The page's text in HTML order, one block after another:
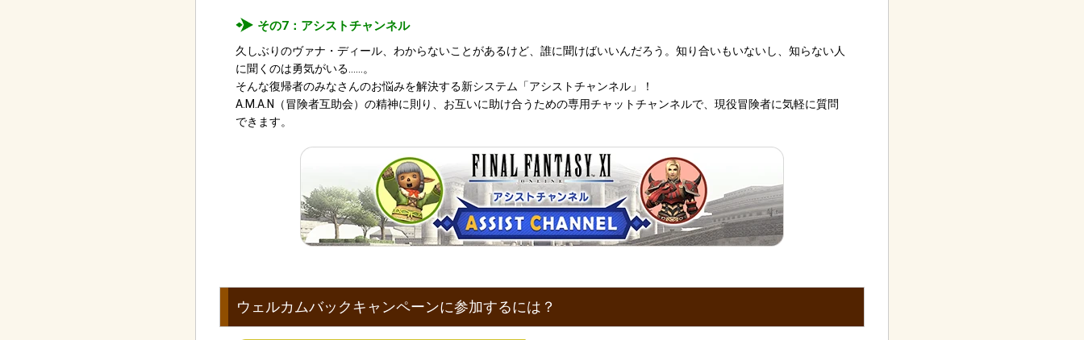
その7：アシストチャンネル
久しぶりのヴァナ・ディール、わからないことがあるけど、誰に聞けばいいんだろう。知り合いもいないし、知らない人
に聞くのは勇気がいる……。
そんな復帰者のみなさんのお悩みを解決する新システム「アシストチャンネル」！
A.M.A.N（冒険者互助会）の精神に則り、お互いに助け合うための専用チャットチャンネルで、現役冒険者に気軽に質問
できます。
ウェルカムバックキャンペーンに参加するには？